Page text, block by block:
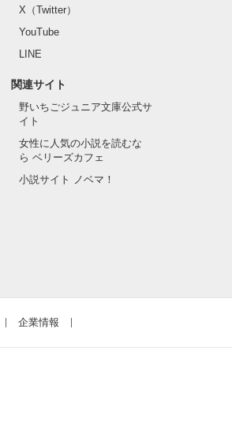
X（Twitter）
YouTube
LINE
関連サイト
野いちごジュニア文庫公式サ
イト
女性に人気の小説を読むな
ら ベリーズカフェ
小説サイト ノベマ！
企業情報